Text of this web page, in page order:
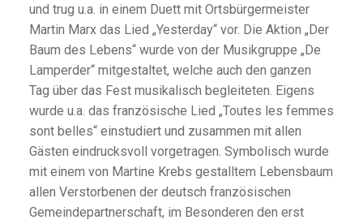
und trug u.a. in einem Duett mit Ortsbürgermeister
Martin Marx das Lied „Yesterday“ vor. Die Aktion „Der
Baum des Lebens“ wurde von der Musikgruppe „De
Lamperder“ mitgestaltet, welche auch den ganzen
Tag über das Fest musikalisch begleiteten. Eigens
wurde u.a. das französische Lied „Toutes les femmes
sont belles“ einstudiert und zusammen mit allen
Gästen eindrucksvoll vorgetragen. Symbolisch wurde
mit einem von Martine Krebs gestalltem Lebensbaum
allen Verstorbenen der deutsch französischen
Gemeindepartnerschaft, im Besonderen den erst